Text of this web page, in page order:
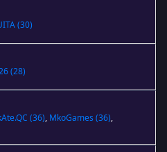
(30)
(28)
(36), MkoGames (36),